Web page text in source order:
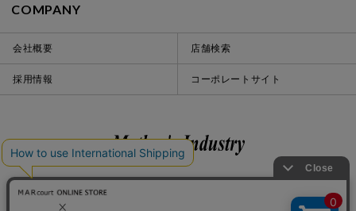
COMPANY
会社概要 店舗検索
採用情報 コーポレートサイト
Instagram